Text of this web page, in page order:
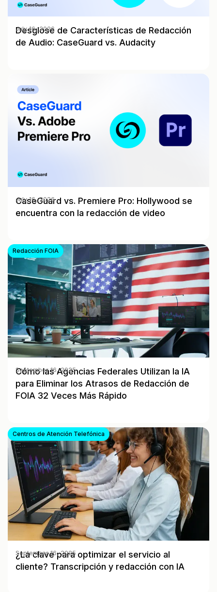
Desglose de Características de Redacción
de Audio: CaseGuard vs. Audacity
July 16, 2026
CaseGuard vs. Premiere Pro: Hollywood se
encuentra con la redacción de video
July 16, 2026
Redacción FOIA
Cómo las Agencias Federales Utilizan la IA
para Eliminar los Atrasos de Redacción de
FOIA 32 Veces Más Rápido
September 16, 2025
Centros de Atención Telefónica
¿La clave para optimizar el servicio al
cliente? Transcripción y redacción con IA
September 16, 2025